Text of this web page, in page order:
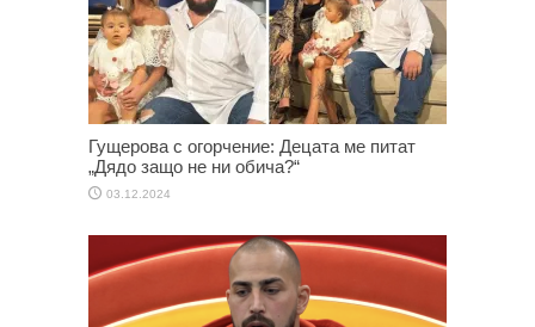
Гущерова с огорчение: Децата ме питат
„Дядо защо не ни обича?“
03.12.2024